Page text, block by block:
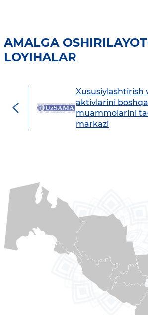
AMALGA
LOYIHALAR
Xususiylashtirish
aktivlarini
muammolarini
markazi